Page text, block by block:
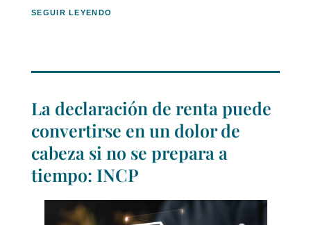
SEGUIR LEYENDO
La declaración de renta puede
convertirse en un dolor de
cabeza si no se prepara a
tiempo: INCP